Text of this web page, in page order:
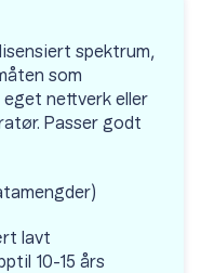
spektrum,
som
nettverk eller
Passer godt
lavt
10-15 års